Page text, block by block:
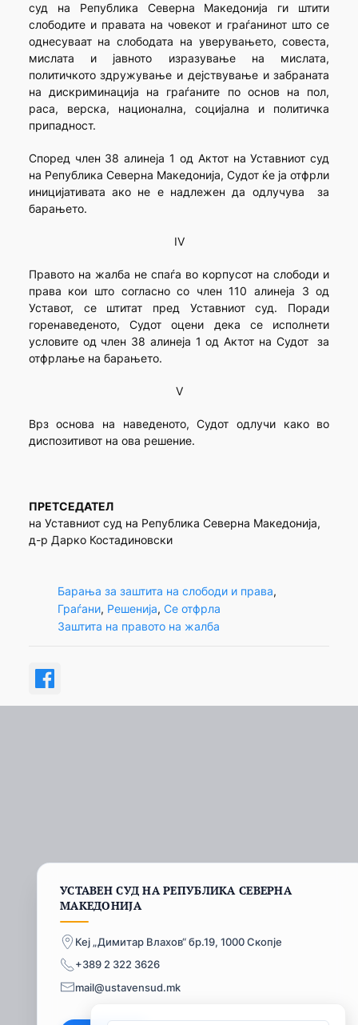
суд на Република Северна Македонија ги штити
слободите и правата на човекот и граѓанинот што се
однесуваат на слободата на уверувањето, совеста,
мислата и јавното изразување на мислата,
политичкото здружување и дејствување и забраната
на дискриминација на граѓаните по основ на пол,
раса, верска, национална, социјална и политичка
припадност.
Според член 38 алинеја 1 од Актот на Уставниот суд
на Република Северна Македонија, Судот ќе ја отфрли
иницијативата ако не е надлежен да одлучува за
барањето.
IV
Правото на жалба не спаѓа во корпусот на слободи и
права кои што согласно со член 110 алинеја 3 од
Уставот, се штитат пред Уставниот суд. Поради
горенаведеното, Судот оцени дека се исполнети
условите од член 38 алинеја 1 од Актот на Судот за
отфрлање на барањето.
V
Врз основа на наведеното, Судот одлучи како во
диспозитивот на ова решение.
ПРЕТСЕДАТЕЛ
на Уставниот суд на Република Северна Македонија,
д-р Дарко Костадиновски
Барања за заштита на слободи и права
Граѓани, Решенија, Се отфрла
Заштита на правото на жалба
УСТАВЕН СУД НА РЕПУБЛИКА СЕВЕРНА
МАКЕДОНИЈА
Кеј „Димитар Влахов“ бр.19, 1000 Скопје
+389 2 322 3626
mail@ustavensud.mk